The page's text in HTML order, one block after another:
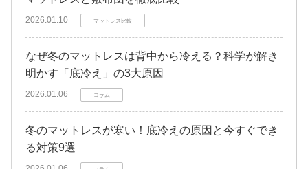
2026.01.10 マットレス比較
なぜ冬のマットレスは背中から冷える？科学が解き
明かす「底冷え」の3大原因
2026.01.06 コラム
冬のマットレスが寒い！底冷えの原因と今すぐでき
る対策9選